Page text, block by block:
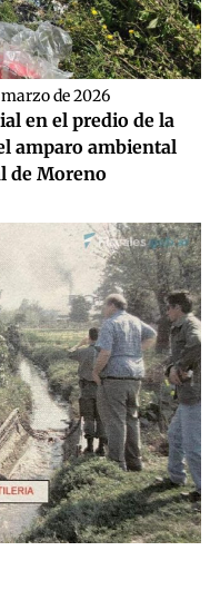
de 2026
en el predio de la
amparo ambiental
de Moreno